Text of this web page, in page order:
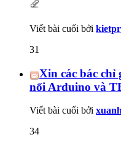
Viết bài cuối bởi
31
Xin các bác chỉ
nối Arduino và
Viết bài cuối bởi
34